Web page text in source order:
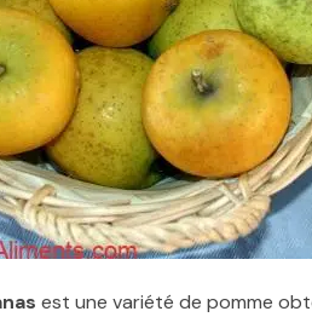
est une variété de pomme